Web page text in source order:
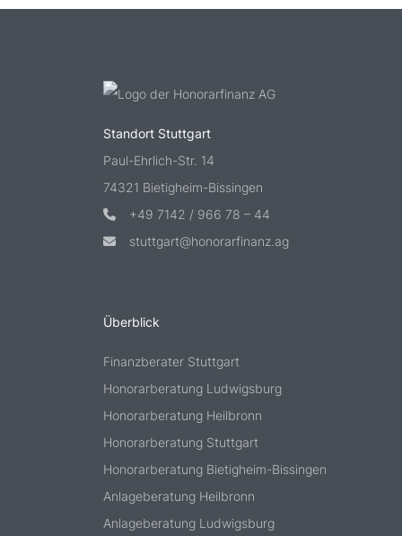
Standort Stuttgart
Paul-Ehrlich-Str. 14
74321 Bietigheim-Bissingen
+49 7142 / 966 78 – 44
stuttgart@honorarfinanz.ag
Überblick
Finanzberater Stuttgart
Honorarberatung Ludwigsburg
Honorarberatung Heilbronn
Honorarberatung Stuttgart
Honorarberatung Bietigheim-Bissingen
Anlageberatung Heilbronn
Anlageberatung Ludwigsburg